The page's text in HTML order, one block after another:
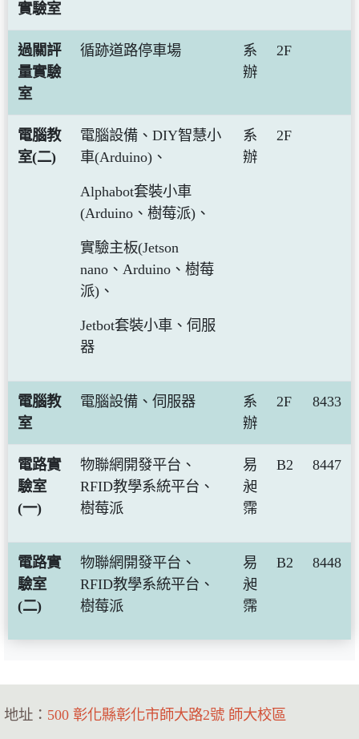
實驗室
過關評
量實驗
室
循跡道路停車場
系
辦
2F
電腦教
室(二)
電腦設備、DIY智慧小
車(Arduino)、
Alphabot套裝小車
(Arduino、樹莓派)、
實驗主板(Jetson
nano、Arduino、樹莓
派)、
Jetbot套裝小車、伺服
器
系
辦
2F
電腦教
室
電腦設備、伺服器
系
辦
2F 8433
電路實
驗室
(一)
物聯網開發平台、
RFID教學系統平台、
樹莓派
易
昶
霈
B2 8447
電路實
驗室
(二)
物聯網開發平台、
RFID教學系統平台、
樹莓派
易
昶
霈
B2 8448
地址： 500 彰化縣彰化市師大路2號 師大校區